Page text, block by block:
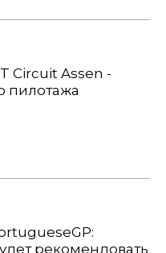
Circuit Assen -
пилотажа
рекомендовать